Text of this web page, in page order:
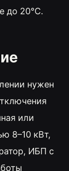
до 20°C.
нужен
или
8–10 кВт,
ИБП с